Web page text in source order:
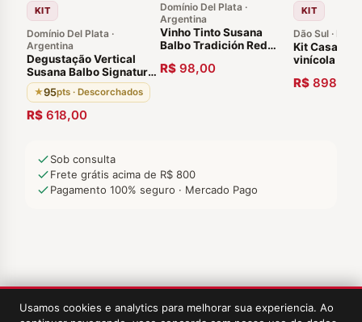
KIT
Domínio Del Plata ·
Argentina
Degustação Vertical
Susana Balbo Signature
Brioso 03 Garrafas 95
pontos Região Agrelo,
Luján de Cuyo Agentina
★95pts · Descorchados
R$ 618,00
Domínio Del Plata ·
Argentina
Vinho Tinto Susana
Balbo Tradición Red
R$ 98,00
KIT
Dão Sul ·
Kit Casa de
vinícola
Ano Vinhos
R$ 898,00
Sob consulta
Frete grátis acima de R$ 800
Pagamento 100% seguro · Mercado Pago
Usamos cookies e analytics para melhorar sua experiencia. Ao